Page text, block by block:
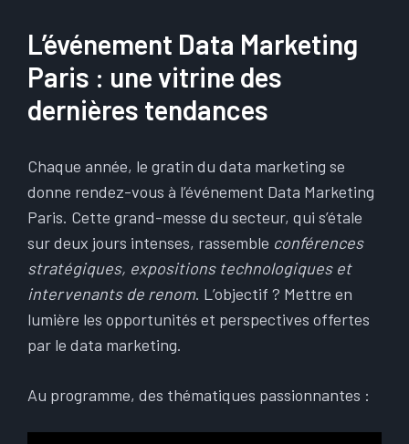
L’événement Data Marketing
Paris : une vitrine des
dernières tendances
Chaque année, le gratin du data marketing se
donne rendez-vous à l’événement Data Marketing
Paris. Cette grand-messe du secteur, qui s’étale
sur deux jours intenses, rassemble conférences
stratégiques, expositions technologiques et
intervenants de renom. L’objectif ? Mettre en
lumière les opportunités et perspectives offertes
par le data marketing.
Au programme, des thématiques passionnantes :